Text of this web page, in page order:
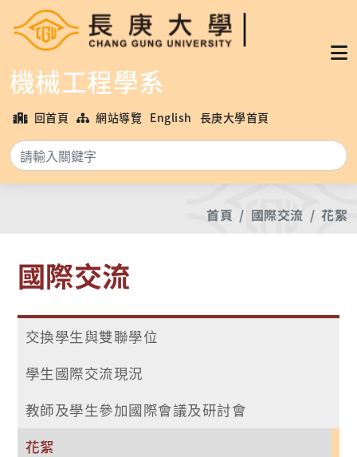
機械工程學系
回首頁 網站導覽 English 長庚大學首頁
搜尋
首頁 國際交流 花絮
國際交流
交換學生與雙聯學位
學生國際交流現況
教師及學生參加國際會議及研討會
花絮